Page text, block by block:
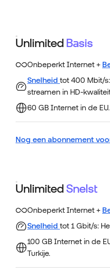
Unlimited Basis
Onbeperkt Internet +
Snelheid tot 400 Mbit/
streamen in HD-
60 GB Internet in de EU.
Nog een abonnement
UnlimitedSnelst
Onbeperkt Internet +
Snelheid tot 1 Gbit/s:
100 GB Internet in de
Turkije.